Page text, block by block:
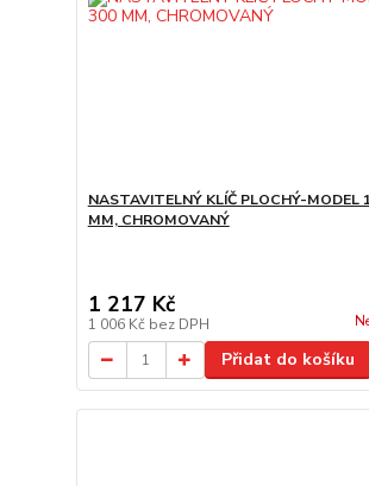
NASTAVITELNÝ KLÍČ PLOCHÝ-MODEL
MM, CHROMOVANÝ
1 217 Kč
1 006 Kč bez DPH
Přidat do košíku